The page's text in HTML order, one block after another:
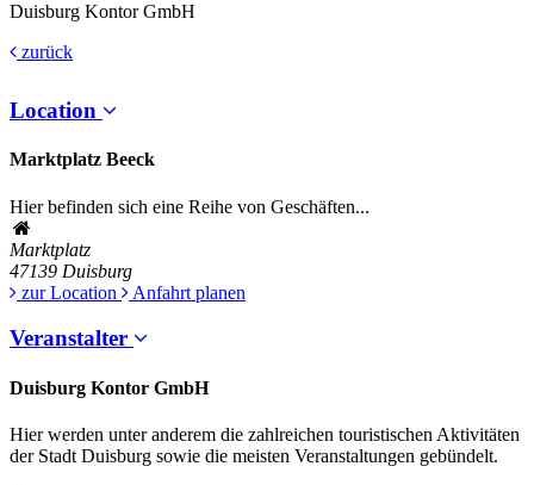
Duisburg Kontor GmbH
zurück
Location
Marktplatz Beeck
Hier befinden sich eine Reihe von Geschäften...
Marktplatz
47139 Duisburg
zur Location
Anfahrt planen
Veranstalter
Duisburg Kontor GmbH
Hier werden unter anderem die zahlreichen touristischen Aktivitäten
der Stadt Duisburg sowie die meisten Veranstaltungen gebündelt.